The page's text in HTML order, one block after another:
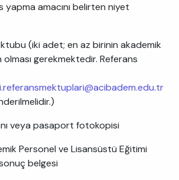
yapma amacını belirten niyet
(iki adet; en az birinin akademik
gerekmektedir. Referans
veya pasaport fotokopisi
Personel ve Lisansüstü Eğitimi
sonuç belgesi